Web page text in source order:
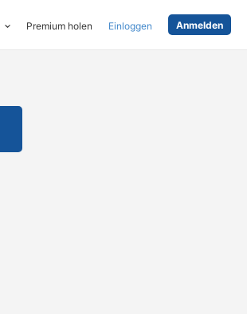
Premium holen Einloggen Anmelden